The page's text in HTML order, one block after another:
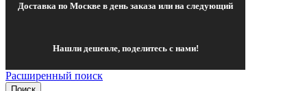
Доставка по Москве в день заказа или на следующий
Нашли дешевле, поделитесь с нами!
Расширенный поиск